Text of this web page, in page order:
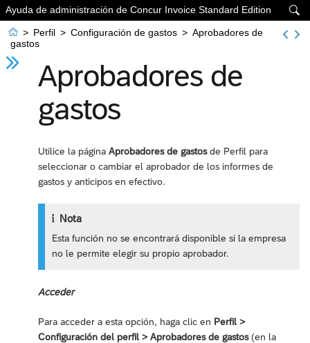

Ayuda de administración de Concur Invoice Standard Edition
 > Perfil > Configuración de gastos > Aprobadores de
gastos
Aprobadores de
gastos
Utilice la página Aprobadores de gastosde Perfil para
seleccionar o cambiar el aprobador de los informes de
gastos y anticipos en efectivo.
Nota
Esta función no se encontrará disponible si la empresa
no le permite elegir su propio aprobador.
Acceder
Para acceder a esta opción, haga clic en Perfil >
Configuración del perfil > Aprobadores de gastos(en la